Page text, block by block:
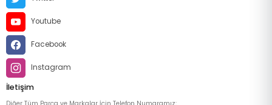
Youtube
Facebook
Instagram
İletişim